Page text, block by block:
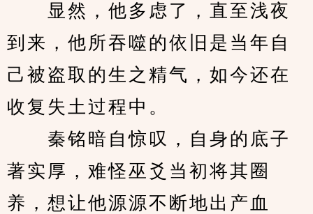
显然，他多虑了，直至浅夜
到来，他所吞噬的依旧是当年自
己被盗取的生之精气，如今还在
收复失土过程中。
秦铭暗自惊叹，自身的底子
著实厚，难怪巫爻当初将其圈
养，想让他源源不断地出产血